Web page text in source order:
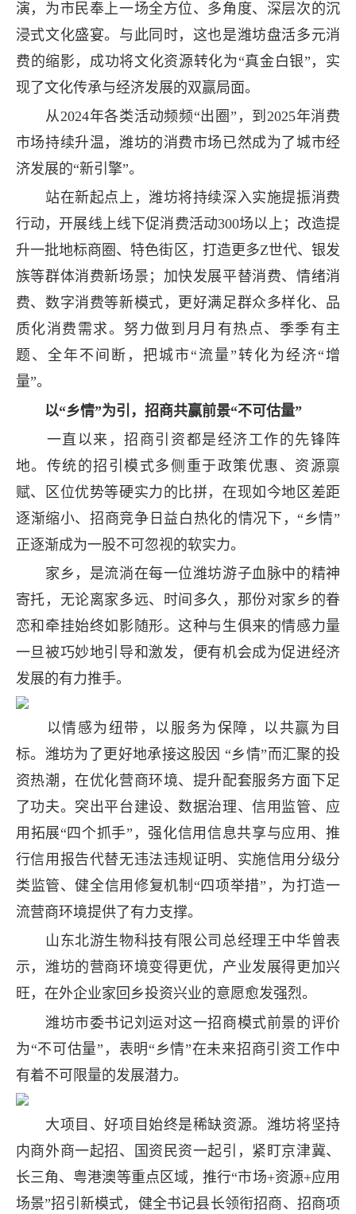
演，为市民奉上一场全方位、多角度、深层次的沉
浸式文化盛宴。与此同时，这也是潍坊盘活多元消
费的缩影，成功将文化资源转化为“真金白银”，实
现了文化传承与经济发展的双赢局面。
从2024年各类活动频频“出圈”，到2025年消费
市场持续升温，潍坊的消费市场已然成为了城市经
济发展的“新引擎”。
站在新起点上，潍坊将持续深入实施提振消费
行动，开展线上线下促消费活动300场以上；改造提
升一批地标商圈、特色街区，打造更多Z世代、银发
族等群体消费新场景；加快发展平替消费、情绪消
费、数字消费等新模式，更好满足群众多样化、品
质化消费需求。努力做到月月有热点、季季有主
题、全年不间断，把城市“流量”转化为经济“增
量”。
以“乡情”为引，招商共赢前景“不可估量”
一直以来，招商引资都是经济工作的先锋阵
地。传统的招引模式多侧重于政策优惠、资源禀
赋、区位优势等硬实力的比拼，在现如今地区差距
逐渐缩小、招商竞争日益白热化的情况下，“乡情”
正逐渐成为一股不可忽视的软实力。
家乡，是流淌在每一位潍坊游子血脉中的精神
寄托，无论离家多远、时间多久，那份对家乡的眷
恋和牵挂始终如影随形。这种与生俱来的情感力量
一旦被巧妙地引导和激发，便有机会成为促进经济
发展的有力推手。
以情感为纽带，以服务为保障，以共赢为目
标。潍坊为了更好地承接这股因 “乡情”而汇聚的投
资热潮，在优化营商环境、提升配套服务方面下足
了功夫。突出平台建设、数据治理、信用监管、应
用拓展“四个抓手”，强化信用信息共享与应用、推
行信用报告代替无违法违规证明、实施信用分级分
类监管、健全信用修复机制“四项举措”，为打造一
流营商环境提供了有力支撑。
山东北游生物科技有限公司总经理王中华曾表
示，潍坊的营商环境变得更优，产业发展得更加兴
旺，在外企业家回乡投资兴业的意愿愈发强烈。
潍坊市委书记刘运对这一招商模式前景的评价
为“不可估量”，表明“乡情”在未来招商引资工作中
有着不可限量的发展潜力。
大项目、好项目始终是稀缺资源。潍坊将坚持
内商外商一起招、国资民资一起引，紧盯京津冀、
长三角、粤港澳等重点区域，推行“市场+资源+应用
场景”招引新模式，健全书记县长领衔招商、招商项